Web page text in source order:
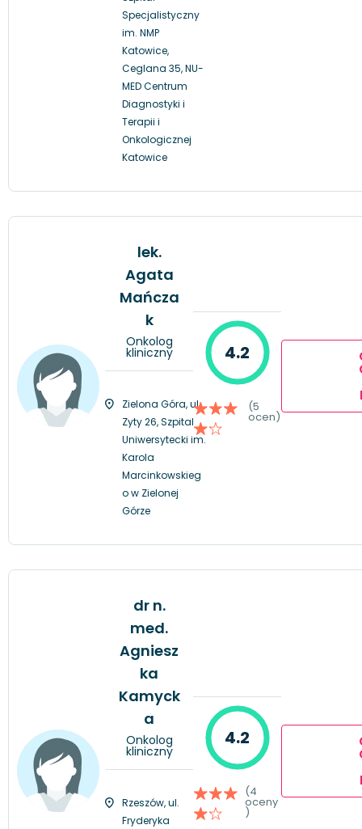
Specjalistyczny
im. NMP
Katowice,
Ceglana 35, NU-
MED Centrum
Diagnostyki i
Terapii i
Onkologicznej
Katowice
lek.
Agata
Mańcza
k
Onkolog
kliniczny
Zielona Góra, ul.
Zyty 26, Szpital
Uniwersytecki im.
Karola
Marcinkowskieg
o w Zielonej
Górze
4.2
(5
ocen)
dr n.
med.
Agniesz
ka
Kamyck
a
Onkolog
kliniczny
Rzeszów, ul.
Fryderyka
4.2
(4
oceny
)